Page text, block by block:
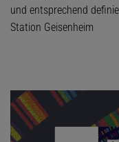
und entsprechend
Station Geisenheim